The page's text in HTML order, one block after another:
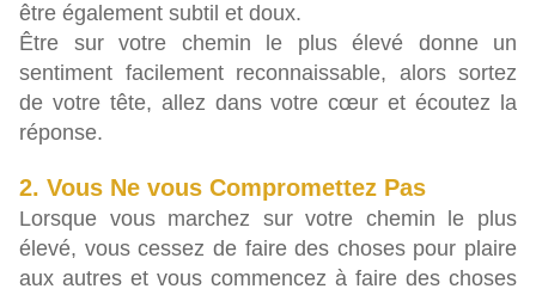
être également subtil et doux.
Être sur votre chemin le plus élevé donne un
sentiment facilement reconnaissable, alors sortez
de votre tête, allez dans votre cœur et écoutez la
réponse.
2. Vous Ne vous Compromettez Pas
Lorsque vous marchez sur votre chemin le plus
élevé, vous cessez de faire des choses pour plaire
aux autres et vous commencez à faire des choses